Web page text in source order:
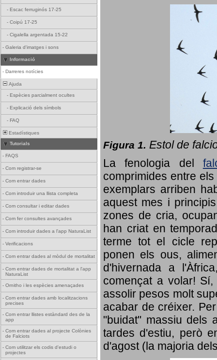
- Escac ferruginós 17-25
- Coipú 17-25
- Cigalella argentada 15-22
- Galeria d'imatges i sons
Informació
- Darreres notícies
Ajuda
- Espècies parcialment ocultes
- Explicació dels símbols
- FAQ
Estadístiques
Tutorials
- FAQS
- Com registrar-se
- Com entrar dades
- Com introduir una llista completa
- Com consultar i editar dades
- Com fer consultes avançades
- Com introduir dades a l'app NaturaList
- Verificacions
- Com entrar dades al mòdul de mortalitat
- Com entrar dades de mortalitat a l'app
NaturaList
- Ornitho i les espècies amenaçades
- Com entrar dades amb localitzacions
precises
- Com entrar llistes estàndard des de la
app
- Com entrar dades al projecte Colònies
de Falciots
- Com utilitzar els codis d'estudi o
projectes
Figura 1. Estol de
La fenologia del
comprimides entre
exemplars arriben
aquest mes i
zones de cria,
han criat en
terme tot el cicle
ponen els ous,
d'hivernada a
començat a volar!
assolir pesos molt
acabar de créixer.
"buidat" massiu dels
tardes d'estiu, però
d'agost (la majoria